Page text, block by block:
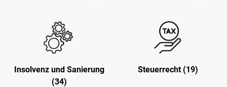
Insolvenz und Sanierung
(34)
Steuerrecht (19)